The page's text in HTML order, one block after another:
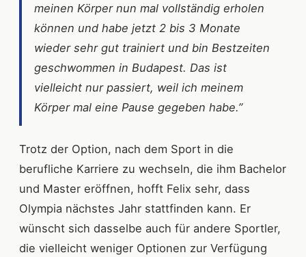
meinen Körper nun mal vollständig erholen
können und habe jetzt 2 bis 3 Monate
wieder sehr gut trainiert und bin Bestzeiten
geschwommen in Budapest. Das ist
vielleicht nur passiert, weil ich meinem
Körper mal eine Pause gegeben habe.”
Trotz der Option, nach dem Sport in die
berufliche Karriere zu wechseln, die ihm Bachelor
und Master eröffnen, hofft Felix sehr, dass
Olympia nächstes Jahr stattfinden kann. Er
wünscht sich dasselbe auch für andere Sportler,
die vielleicht weniger Optionen zur Verfügung